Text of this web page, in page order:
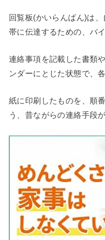
回覧板(かいらんばん)は
帯に伝達するための、バ
連絡事項を記載した書類
ンダーにとじた状態で、
紙に印刷したものを、順
う、昔ながらの連絡手段